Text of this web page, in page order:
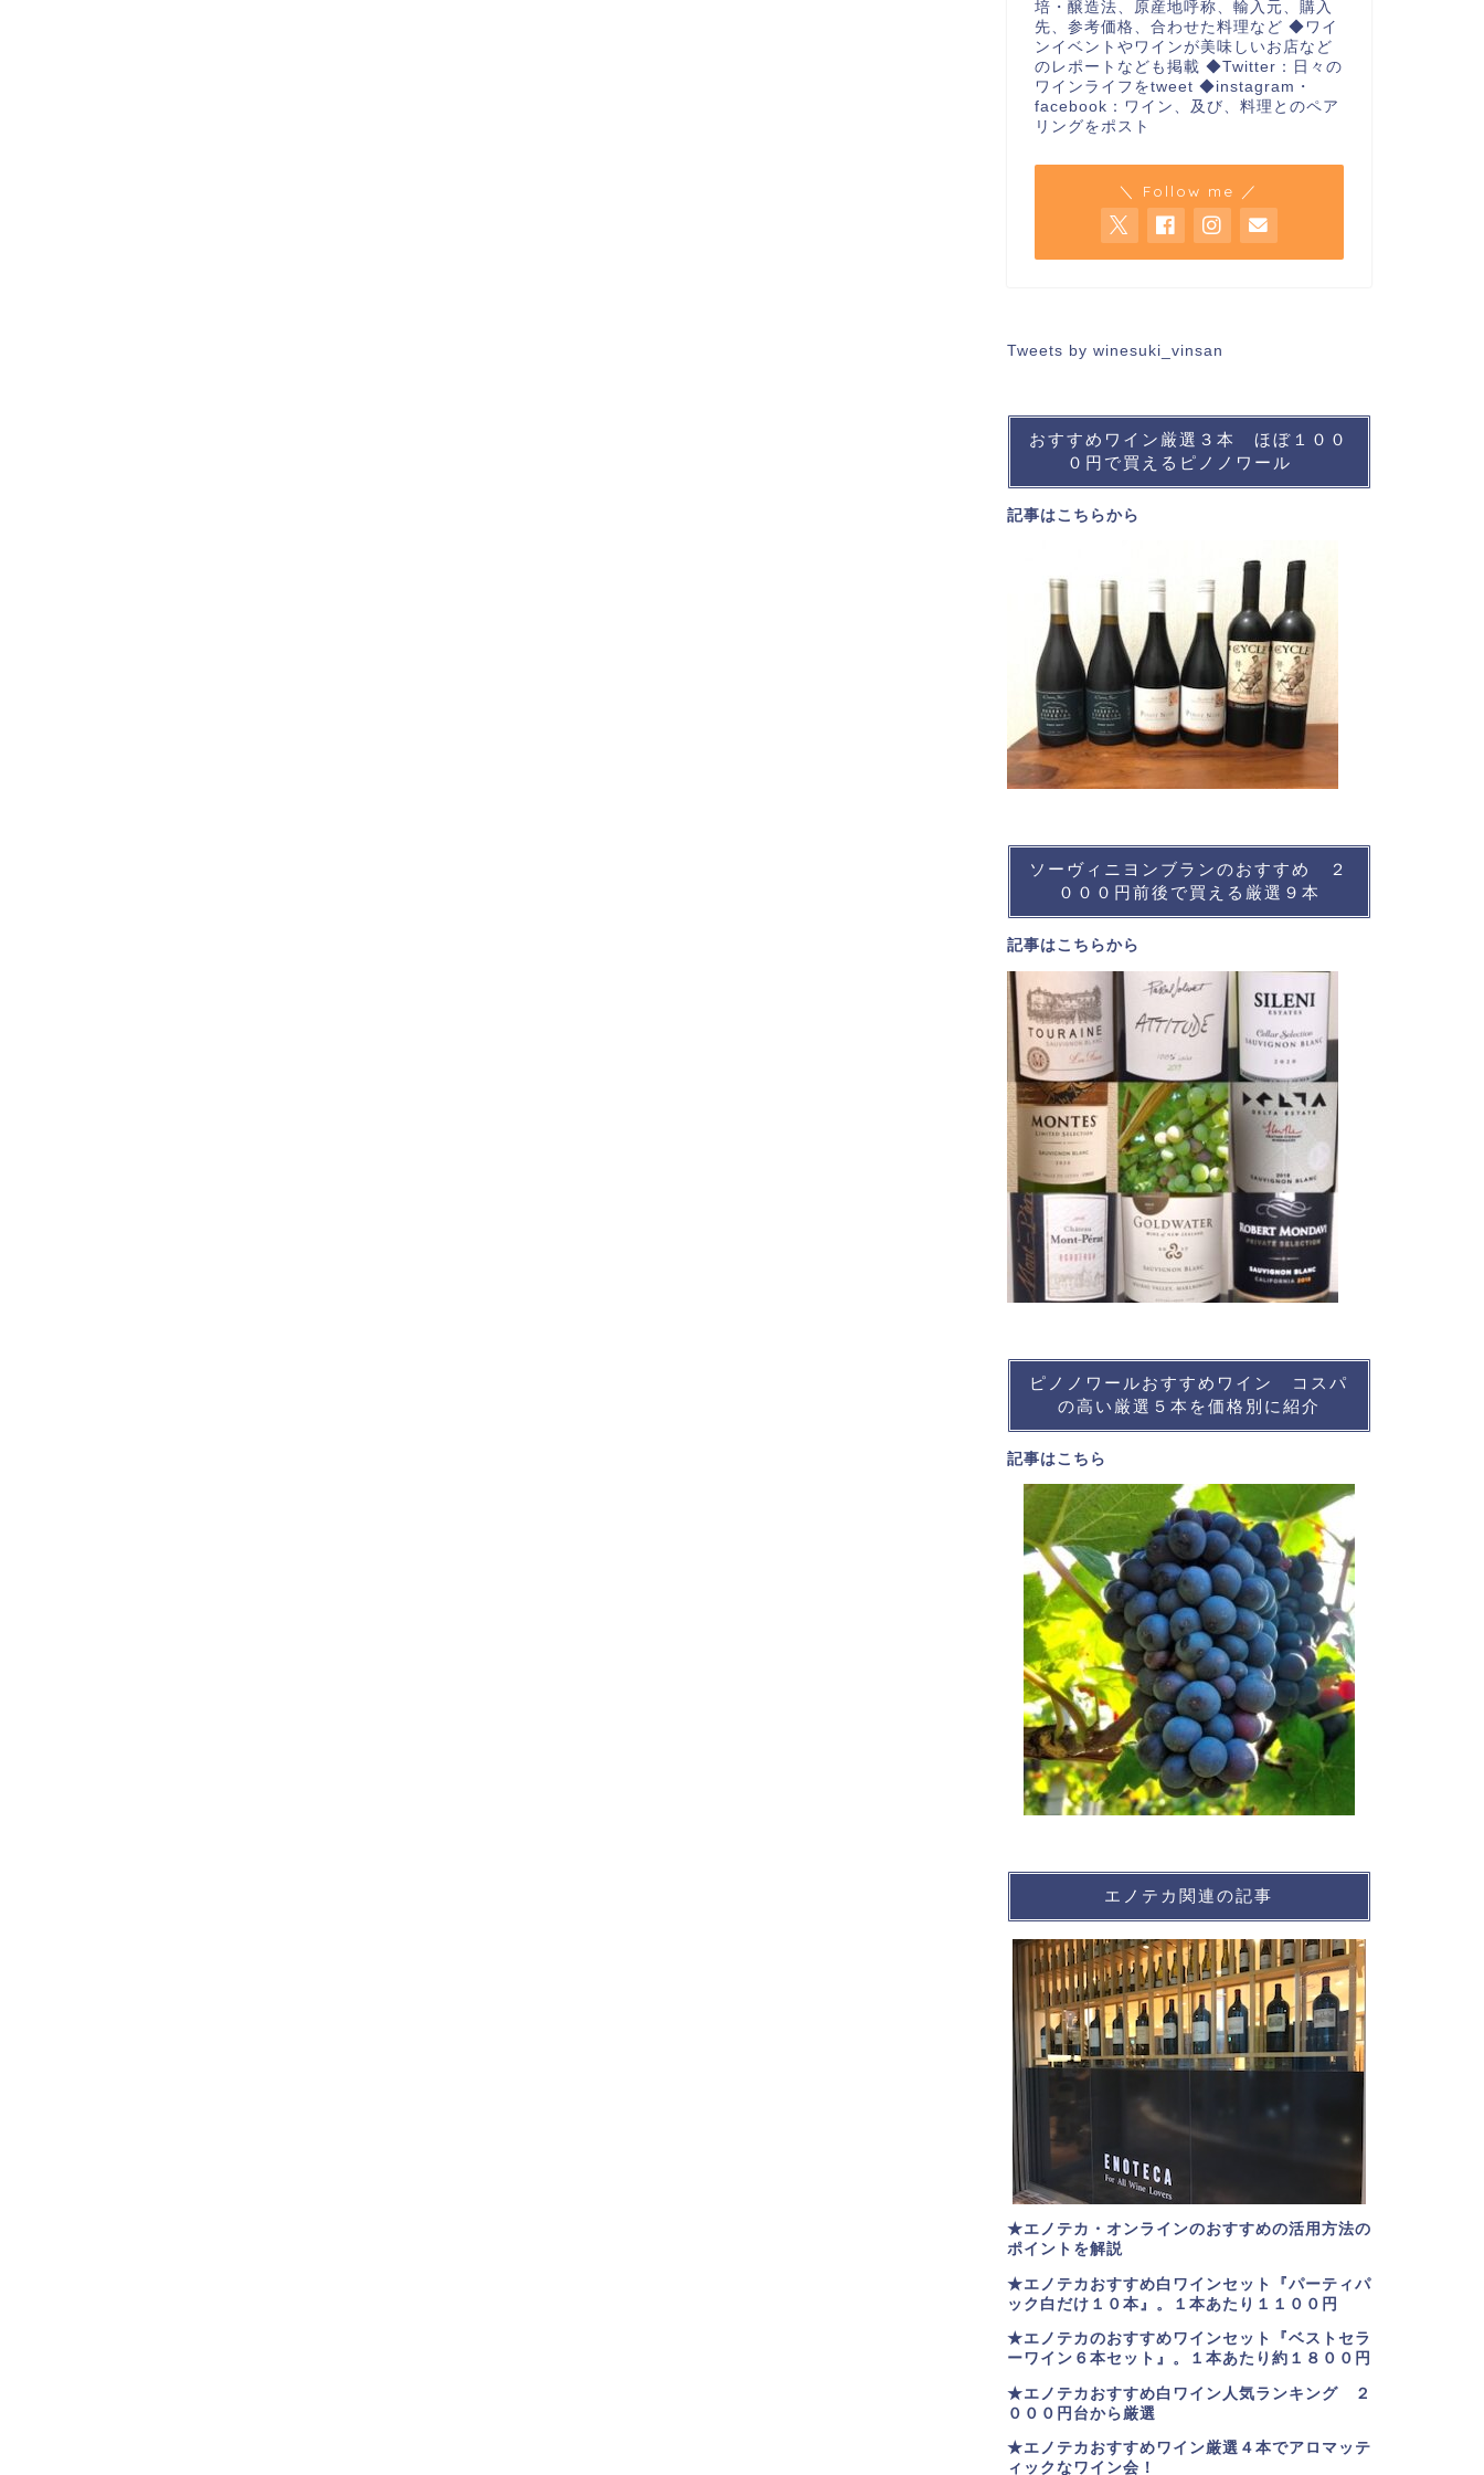
培・醸造法、原産地呼称、輸入元、購入
先、参考価格、合わせた料理など ◆ワイ
ンイベントやワインが美味しいお店など
のレポートなども掲載 ◆Twitter：日々の
ワインライフをtweet ◆instagram・
facebook：ワイン、及び、料理とのペア
リングをポスト
＼ Follow me ／
Tweets by winesuki_vinsan
おすすめワイン厳選３本 ほぼ１００
０円で買えるピノノワール
記事はこちらから
ソーヴィニヨンブランのおすすめ ２
０００円前後で買える厳選９本
記事はこちらから
ピノノワールおすすめワイン コスパ
の高い厳選５本を価格別に紹介
記事はこちら
エノテカ関連の記事
★エノテカ・オンラインのおすすめの活用方法の
ポイントを解説
★エノテカおすすめ白ワインセット『パーティパ
ック白だけ１０本』。１本あたり１１００円
★エノテカのおすすめワインセット『ベストセラ
ーワイン６本セット』。
１本あたり約１８００円
★エノテカおすすめ白ワイン人気ランキング ２
０００円台から厳選
★エノテカおすすめワイン厳選４本でアロマッテ
ィックなワイン会！